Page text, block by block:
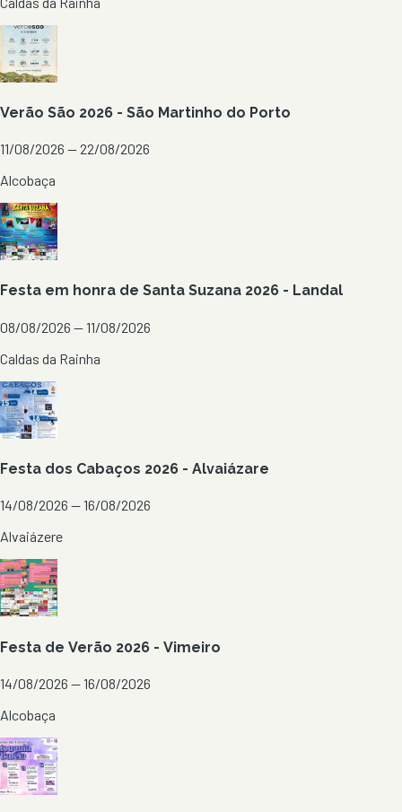
Verão São 2026 - São Martinho do Porto
11/08/2026 — 22/08/2026
Alcobaça
Festa em honra de Santa Suzana 2026 - Landal
08/08/2026 — 11/08/2026
Caldas da Rainha
Festa dos Cabaços 2026 - Alvaiázare
14/08/2026 — 16/08/2026
Alvaiázere
Festa de Verão 2026 - Vimeiro
14/08/2026 — 16/08/2026
Alcobaça